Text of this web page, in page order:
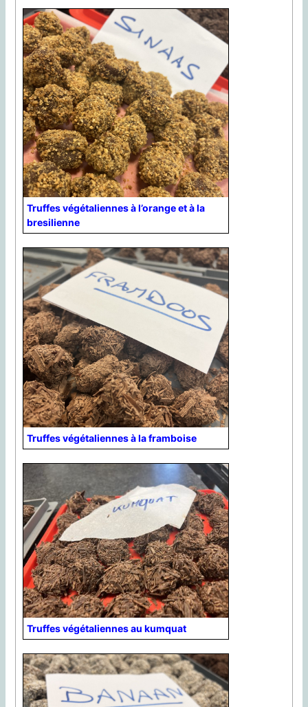
Truffes végétaliennes à l’orange et à la
bresilienne
Truffes végétaliennes à la framboise
Truffes végétaliennes au kumquat